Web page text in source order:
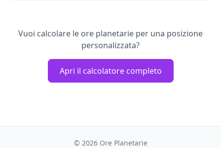
Vuoi calcolare le ore planetarie per una posizione
personalizzata?
Apri il calcolatore completo
© 2026 Ore Planetarie